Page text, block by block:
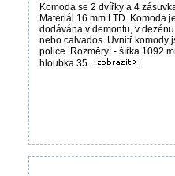
Komoda se 2 dvířky a 4
Materiál 16 mm LTD. Komoda
dodávána v demontu, v
nebo calvados. Uvnitř komody
police. Rozměry: - šířka 1092
hloubka 35...